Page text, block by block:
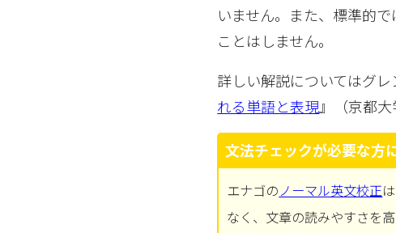
いません。また、標準的
ことはしません。
詳しい解説についてはグ
れる単語と表現』（京都
文法チェックが必要な方
エナゴのノーマル英文校正
なく、文章の読みやすさを